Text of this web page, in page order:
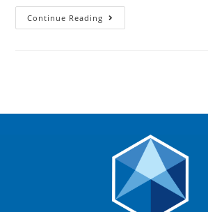
Continue Reading